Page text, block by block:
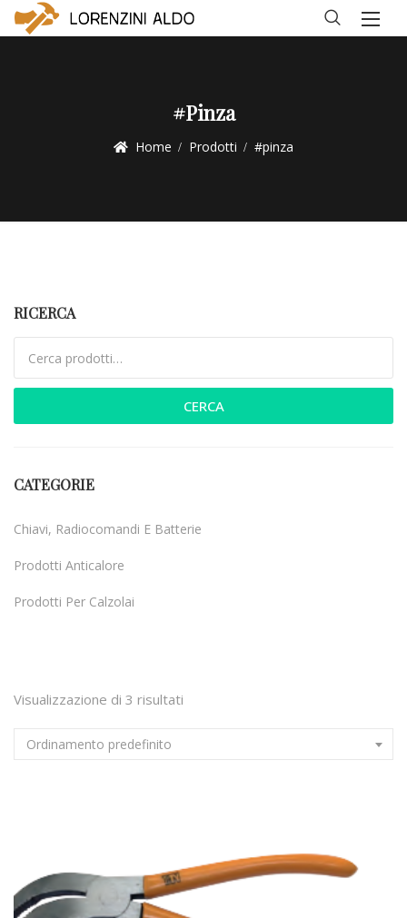
#pinza
Home Prodotti #pinza
RICERCA
CERCA
CATEGORIE
Chiavi, Radiocomandi E Batterie
Prodotti Anticalore
Prodotti Per Calzolai
Visualizzazione di 3 risultati
Ordinamento predefinito